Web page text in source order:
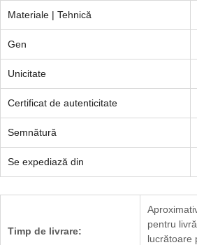
Materiale | Tehnică
Gen
Unicitate
Certificat de autenticitate
Semnătură
Se expediază din
Timp de livrare:
pentru
lucrătoare